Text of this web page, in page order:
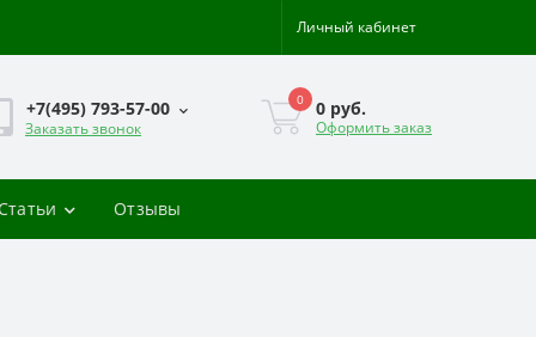
Личный кабинет
+7(495) 793-57-00
Заказать звонок
0 0 руб.
Оформить заказ
Отзывы